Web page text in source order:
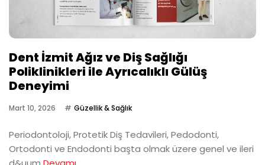
Dent İzmit Ağız ve Diş Sağlığı
Poliklinikleri ile Ayrıcalıklı Gülüş
Deneyimi
Mart 10, 2026 Güzellik & Sağlık
Periodontoloji, Protetik Diş Tedavileri, Pedodonti,
Ortodonti ve Endodonti başta olmak üzere genel ve ileri